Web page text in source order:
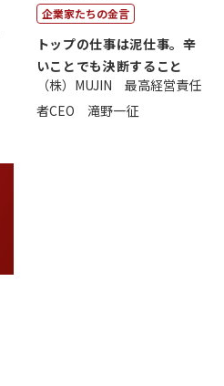
企業家たちの金言
トップの仕事は泥仕事。辛
いことでも決断すること
（株）MUJIN 最高経営責任
者CEO 滝野一征